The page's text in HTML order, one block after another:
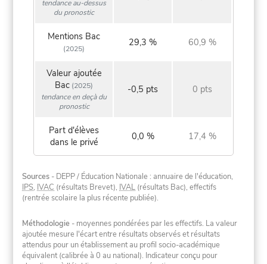
tendance au-dessus
du pronostic
Mentions Bac
(2025)
29,3 % 60,9 %
Valeur ajoutée
Bac (2025)
tendance en deçà du
pronostic
-0,5 pts 0 pts
Part d'élèves
dans le privé
0,0 % 17,4 %
Sources - DEPP / Éducation Nationale : annuaire de l'éducation,
IPS, IVAC (résultats Brevet), IVAL (résultats Bac), effectifs
(rentrée scolaire la plus récente publiée).
Méthodologie - moyennes pondérées par les effectifs. La valeur
ajoutée mesure l'écart entre résultats observés et résultats
attendus pour un établissement au profil socio-académique
équivalent (calibrée à 0 au national). Indicateur conçu pour